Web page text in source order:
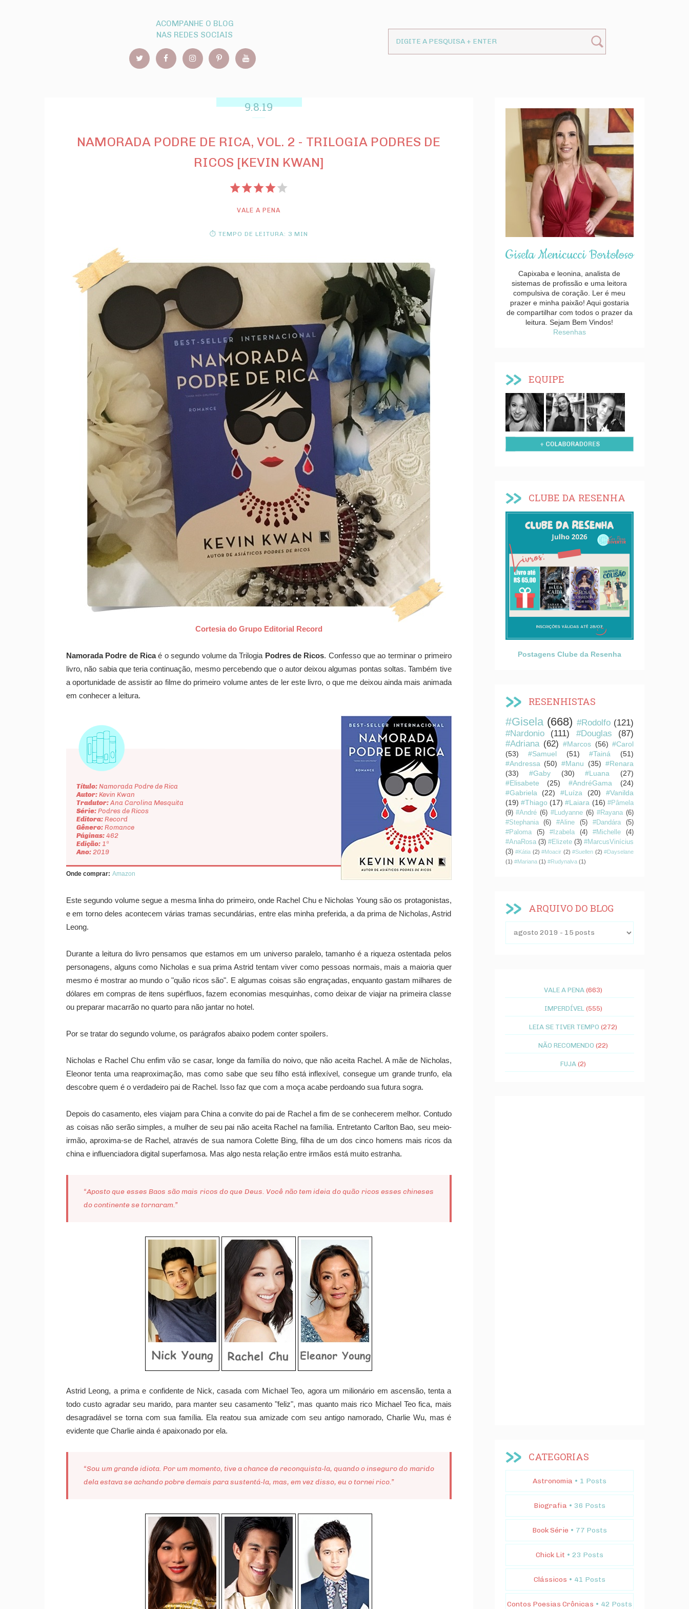
ACOMPANHE O BLOG
NAS REDES SOCIAIS
9.8.19
NAMORADA PODRE DE RICA, VOL. 2 - TRILOGIA PODRES DE
RICOS [KEVIN KWAN]
VALE A PENA
⏱ TEMPO DE LEITURA: 3 MIN
Cortesia do Grupo Editorial Record
Namorada Podre de Ricaé o segundo volume da Trilogia Podres de Ricos. Confesso que ao terminar o primeiro
livro, não sabia que teria continuação, mesmo percebendo que o autor deixou algumas pontas soltas. Também tive
a oportunidade de assistir ao filme do primeiro volume antes de ler este livro, o que me deixou ainda mais animada
em conhecer a leitura.
Título:Namorada Podre de Rica
Autor:Kevin Kwan
Tradutor:Ana Carolina Mesquita
Série:Podres de Ricos
Editora:Record
Gênero:Romance
Páginas:462
Edição:1ª
Ano:2019
Onde comprar: Amazon
Este segundo volume segue a mesma linha do primeiro, onde Rachel Chu e Nicholas Young são os protagonistas,
e em torno deles acontecem várias tramas secundárias, entre elas minha preferida, a da prima de Nicholas, Astrid
Leong.
Durante a leitura do livro pensamos que estamos em um universo paralelo, tamanho é a riqueza ostentada pelos
personagens, alguns como Nicholas e sua prima Astrid tentam viver como pessoas normais, mais a maioria quer
mesmo é mostrar ao mundo o "quão ricos são". E algumas coisas são engraçadas, enquanto gastam milhares de
dólares em compras de itens supérfluos, fazem economias mesquinhas, como deixar de viajar na primeira classe
ou preparar macarrão no quarto para não jantar no hotel.
Por se tratar do segundo volume, os parágrafos abaixo podem conter spoilers.
Nicholas e Rachel Chu enfim vão se casar, longe da família do noivo, que não aceita Rachel. A mãe de Nicholas,
Eleonor tenta uma reaproximação, mas como sabe que seu filho está inflexível, consegue um grande trunfo, ela
descobre quem é o verdadeiro pai de Rachel. Isso faz que com a moça acabe perdoando sua futura sogra.
Depois do casamento, eles viajam para China a convite do pai de Rachel a fim de se conhecerem melhor. Contudo
as coisas não serão simples, a mulher de seu pai não aceita Rachel na família. Entretanto Carlton Bao, seu meio-
irmão, aproxima-se de Rachel, através de sua namora Colette Bing, filha de um dos cinco homens mais ricos da
china e influenciadora digital superfamosa. Mas algo nesta relação entre irmãos está muito estranha.
“Aposto que esses Baos são mais ricos do que Deus. Você não tem ideia do quão ricos esses chineses
do continente se tornaram.”
Astrid Leong, a prima e confidente de Nick, casada com Michael Teo, agora um milionário em ascensão, tenta a
todo custo agradar seu marido, para manter seu casamento "feliz", mas quanto mais rico Michael Teo fica, mais
desagradável se torna com sua família. Ela reatou sua amizade com seu antigo namorado, Charlie Wu, mas é
evidente que Charlie ainda é apaixonado por ela.
“Sou um grande idiota. Por um momento, tive a chance de reconquista-la, quando o inseguro do marido
dela estava se achando pobre demais para sustentá-la, mas, em vez disso, eu o tornei rico.”
Gisela Menicucci Bortoloso
Capixaba e leonina, analista de
sistemas de profissão e uma leitora
compulsiva de coração. Ler é meu
prazer e minha paixão! Aqui gostaria
de compartilhar com todos o prazer da
leitura. Sejam Bem Vindos!
Resenhas
EQUIPE
CLUBE DA RESENHA
Postagens Clube da Resenha
RESENHISTAS
#Gisela (668) #Rodolfo (121)
#Nardonio
(111) #Douglas
(87)
#Adriana (62) #Marcos (56) #Carol
(53)
#Samuel (51) #Tainá
(51)
#Andressa (50) #Manu (35) #Renara
(33)
#Gaby (30) #Luana
(27)
#Elisabete
(25) #AndréGama
(24)
#Gabriela
(22) #Luíza (20)
#Vanilda
(19) #Thiago (17) #Laiara (16) #Pâmela
(9) #André (6) #Ludyanne (6) #Rayana (6)
#Stephania
(6) #Aline (5) #Dandára
(5)
#Paloma
(5) #Izabela (4) #Michelle
(4)
#AnaRosa (3) #Elizete (3) #MarcusVinícius
(3) #Kátia (2) #Moacir (2) #Suellen (2) #Dayselane
(1) #Mariana (1) #Rudynalva (1)
ARQUIVO DO BLOG
VALE A PENA (663)
IMPERDÍVEL (555)
LEIA SE TIVER TEMPO (272)
NÃO RECOMENDO (22)
FUJA (2)
CATEGORIAS
Astronomia • 1 Posts
Biografia • 36 Posts
Book Série • 77 Posts
Chick Lit • 23 Posts
Clássicos • 41 Posts
Contos Poesias Crônicas • 42 Posts